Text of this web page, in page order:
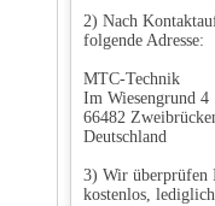
2) Nach
folgende Adresse:
MTC-Technik
Im Wiesengrund 4
66482
Deutschland
3) Wir überprüfen
kostenlos,